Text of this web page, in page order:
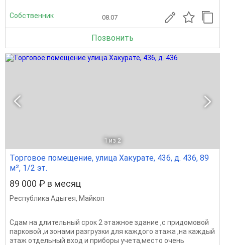
Собственник 08.07
Позвонить
1 из 2
Торговое помещение, улица Хакурате, 436, д. 436, 89
м², 1/2 эт.
89 000 ₽ в месяц
Республика Адыгея, Майкоп
Сдам на длительный срок 2 этажное здание ,с придомовой
парковой ,и зонами разгрузки для каждого этажа ,на каждый
этаж отдельный вход и приборы учета,место очень